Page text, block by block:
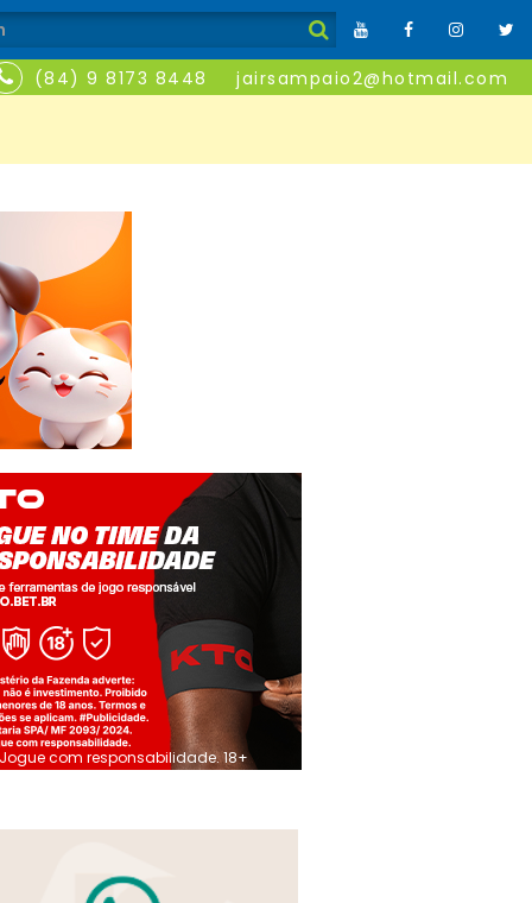
(84) 9 8173 8448 jairsampaio2@hotmail.com
Jogue com responsabilidade. 18+